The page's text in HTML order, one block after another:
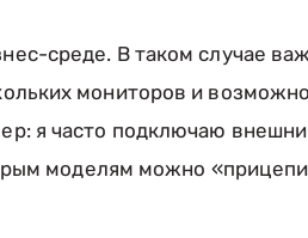
среде. В таком случае
мониторов и
я часто подключаю
моделям можно